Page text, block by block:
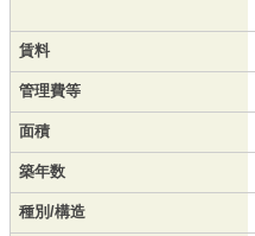
賃料
管理費等
面積
築年数
種別/構造